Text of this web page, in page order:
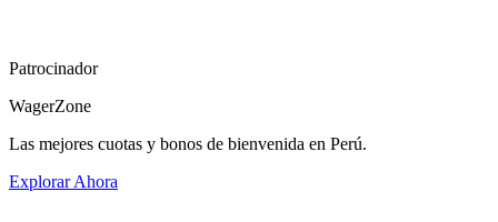
Patrocinador
WagerZone
Las mejores cuotas y bonos de bienvenida en Perú.
Explorar Ahora